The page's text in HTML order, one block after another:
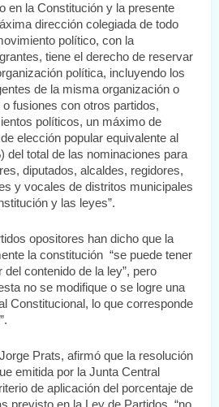
en la Constitución y la presente
dirección colegiada de todo
político, con la
tiene el derecho de reservar
política, incluyendo los
de la misma organización o
fusiones con otros partidos,
políticos, un máximo de
elección popular equivalente al
del total de las nominaciones para
diputados, alcaldes, regidores,
y vocales de distritos municipales
y las leyes”.
opositores han dicho que la
la constitución  “se puede tener
contenido de la ley”, pero
no se modifique o se logre una
Constitucional, lo que corresponde
Prats, afirmó que la resolución
emitida por la Junta Central
de aplicación del porcentaje de